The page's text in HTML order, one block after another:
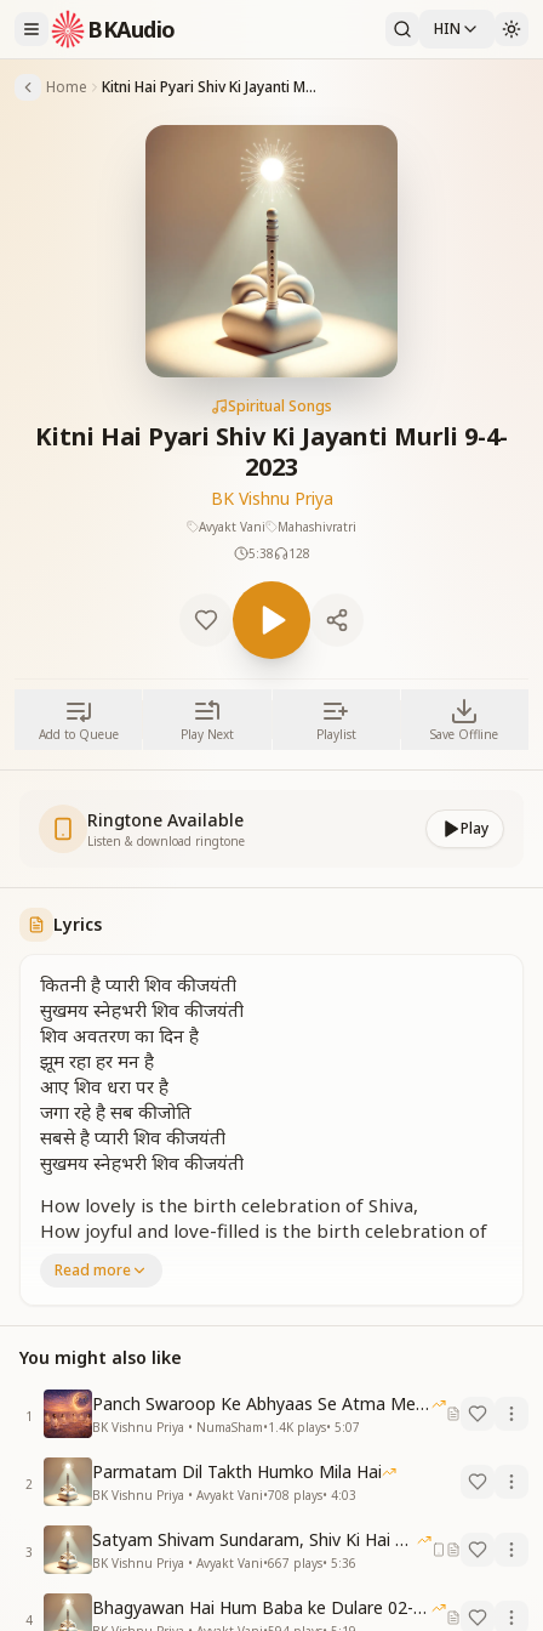
BKAudio HIN
Home Kitni Hai Pyari Shiv Ki Jayanti Murli 9-4-2023
Spiritual Songs
Kitni Hai Pyari Shiv Ki Jayanti Murli 9-4-
2023
BK Vishnu Priya
Avyakt Vani
Mahashivratri
5:38
128
Add to Queue Play Next Playlist Save Offline
Ringtone Available
Listen & download ringtone
Play
Lyrics
कितनी है प्यारी शिव की जयंती
सुखमय स्नेहभरी शिव की जयंती
शिव अवतरण का दिन है
झूम रहा हर मन है
आए शिव धरा पर है
जगा रहे है सब की जोति
सबसे है प्यारी शिव की जयंती
सुखमय स्नेहभरी शिव की जयंती
How lovely is the birth celebration of Shiva,
How joyful and love-filled is the birth celebration of
It is the day of Shiva’s descent;
Shiva has come down to the earth
And is awakening the inner light of everyone.
Most beloved of all is the birth celebration of Shiva,
Joyful and filled with divine love is the birth
celebration of Shiva.
त्रिदेव रचता शिव पिता बच्चो से मिलने आते है
अपने से भी पूज्य महान हम बच्चो को बनाते है
ज्योतिबिंदु परमात्मा शालिग्राम है हम आत्मा
दोनो का ही शुभ दिन है अलौकिक ये जन्मदिन है
बधाईयां मुबारके से झोली भर देते
सबसे है प्यारी शिव की जयंती
Read more
You might also like
1
Panch Swaroop Ke Abhyaas Se Atma Mein Shakti
BK Vishnu Priya • NumaSham•1.4K plays• 5:07
2
Parmatam Dil Takth Humko Mila Hai
BK Vishnu Priya • Avyakt Vani•708 plays• 4:03
3
Satyam Shivam Sundaram, Shiv Ki Hai Hum Santan 09-11-2025
BK Vishnu Priya • Avyakt Vani•667 plays• 5:36
4
Bhagyawan Hai Hum Baba ke Dulare 02-03-2025